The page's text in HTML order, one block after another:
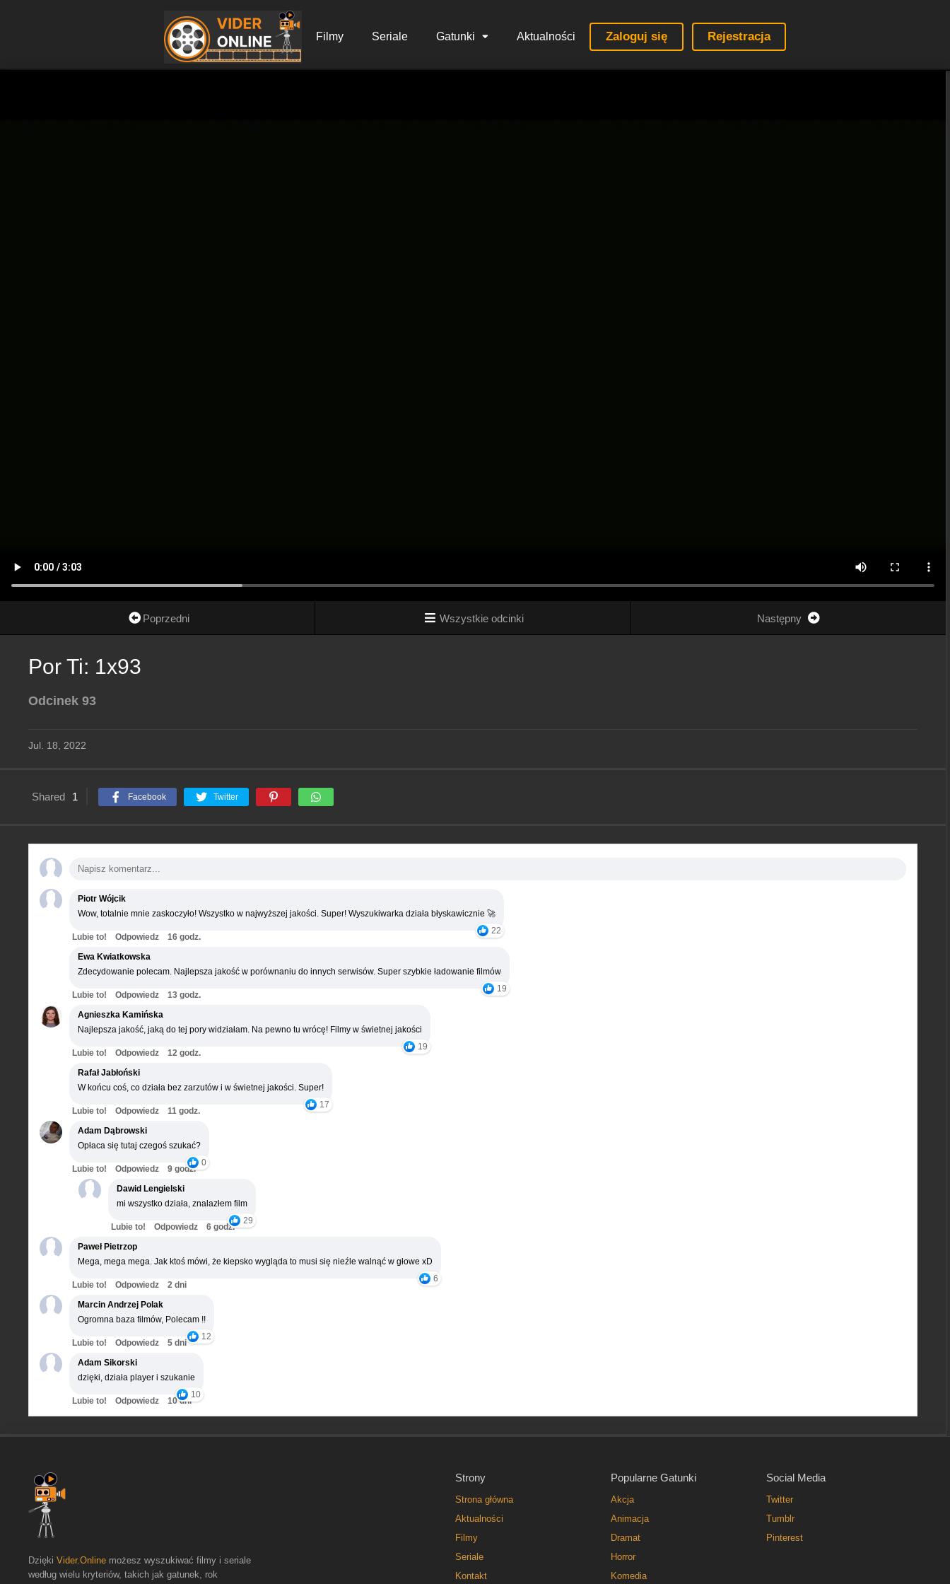
Filmy Seriale Gatunki Aktualności Zaloguj się Rejestracja
Poprzedni Wszystkie odcinki Następny
Por Ti: 1x93
Odcinek 93
Jul. 18, 2022
Shared 1 Facebook Twitter
Piotr Wójcik
Wow, totalnie mnie zaskoczyło! Wszystko w najwyższej jakości. Super! Wyszukiwarka działa błyskawicznie 🚀
22
Lubie to! Odpowiedz
16 godz.
Ewa Kwiatkowska
Zdecydowanie polecam. Najlepsza jakość w porównaniu do innych serwisów. Super szybkie ładowanie filmów
19
Lubie to! Odpowiedz
13 godz.
Agnieszka Kamińska
Najlepsza jakość, jaką do tej pory widziałam. Na pewno tu wrócę! Filmy w świetnej jakości
19
Lubie to! Odpowiedz
12 godz.
Rafał Jabłoński
W końcu coś, co działa bez zarzutów i w świetnej jakości. Super!
17
Lubie to! Odpowiedz
11 godz.
Adam Dąbrowski
Opłaca się tutaj czegoś szukać?
0
Lubie to! Odpowiedz
9 godz.
Dawid Lengielski
mi wszystko działa, znalazłem film
29
Lubie to! Odpowiedz
6 godz.
Paweł Pietrzop
Mega, mega mega. Jak ktoś mówi, że kiepsko wygląda to musi się nieźle walnąć w głowe xD
6
Lubie to! Odpowiedz
2 dni
Marcin Andrzej Polak
Ogromna baza filmów, Polecam !!
12
Lubie to! Odpowiedz
5 dni
Adam Sikorski
dzięki, działa player i szukanie
10
Lubie to! Odpowiedz 10 dni
Strony
Strona główna
Aktualności
Filmy
Seriale
Kontakt
Popularne Gatunki
Akcja
Animacja
Dramat
Horror
Komedia
Social Media
Twitter
Tumblr
Pinterest
Dzięki Vider.Online możesz wyszukiwać filmy i seriale
według wielu kryteriów, takich jak gatunek, rok